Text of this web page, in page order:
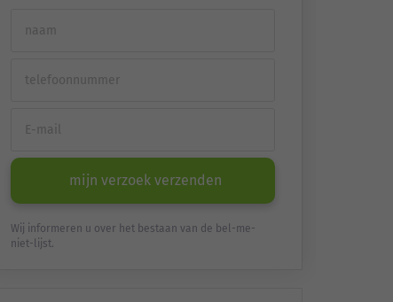
mijn verzoek verzenden
Wij informeren u over het bestaan van de bel-me-
niet-lijst.